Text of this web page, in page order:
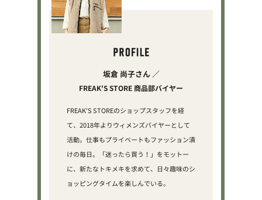
坂倉 尚子さん ／
FREAK'S STORE 商品部バイヤー
FREAK'S STOREのショップスタッフを経
て、2018年よりウィメンズバイヤーとして
活動。仕事もプライベートもファッション漬
けの毎日。「迷ったら買う！」をモットー
に、新たなトキメキを求めて、日々趣味のシ
ョッピングタイムを楽しんでいる。